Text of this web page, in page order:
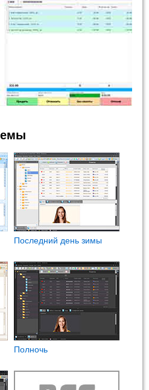
Последний день зимы
Полночь